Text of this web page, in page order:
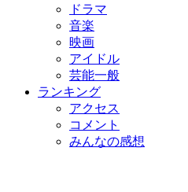
ドラマ
音楽
映画
アイドル
芸能一般
ランキング
アクセス
コメント
みんなの感想